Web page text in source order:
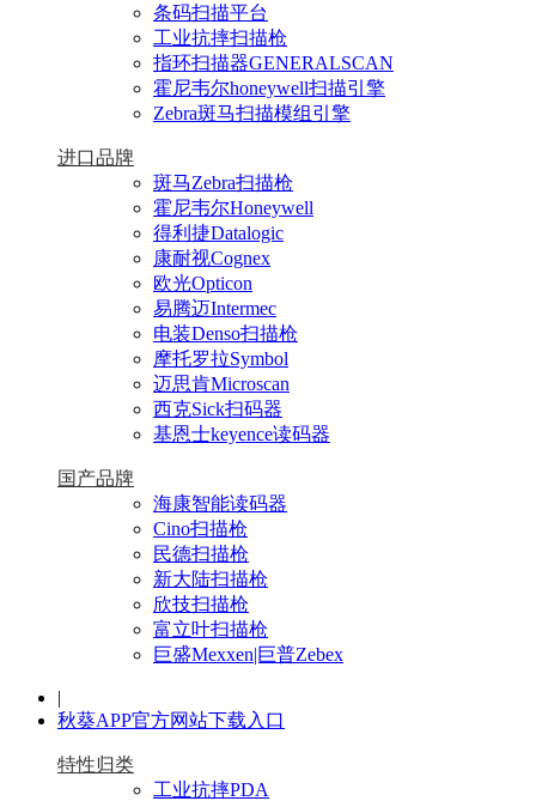
条码扫描平台
工业抗摔扫描枪
指环扫描器GENERALSCAN
霍尼韦尔honeywell扫描引擎
Zebra斑马扫描模组引擎
进口品牌
斑马Zebra扫描枪
霍尼韦尔Honeywell
得利捷Datalogic
康耐视Cognex
欧光Opticon
易腾迈Intermec
电装Denso扫描枪
摩托罗拉Symbol
迈思肯Microscan
西克Sick扫码器
基恩士keyence读码器
国产品牌
海康智能读码器
Cino扫描枪
民德扫描枪
新大陆扫描枪
欣技扫描枪
富立叶扫描枪
巨盛Mexxen|巨普Zebex
|
秋葵APP官方网站下载入口
特性归类
工业抗摔PDA